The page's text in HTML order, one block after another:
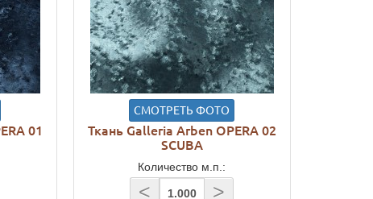
01
СМОТРЕТЬ ФОТО
Ткань Galleria Arben OPERA 02
SCUBA
Количество м.п.:
< >